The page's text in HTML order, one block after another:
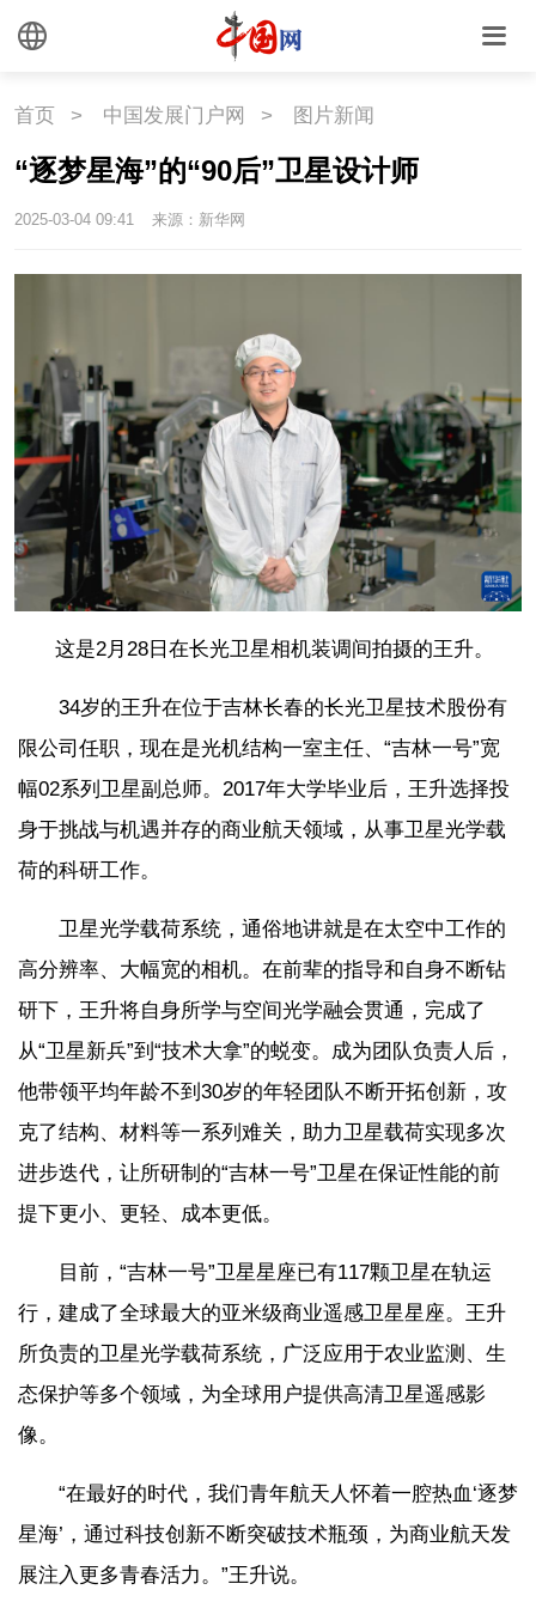
首页 > 中国发展门户网 > 图片新闻
“逐梦星海”的“90后”卫星设计师
2025-03-04 09:41 来源：新华网
这是2月28日在长光卫星相机装调间拍摄的王升。
34岁的王升在位于吉林长春的长光卫星技术股份有
限公司任职，现在是光机结构一室主任、“吉林一号”宽
幅02系列卫星副总师。2017年大学毕业后，王升选择投
身于挑战与机遇并存的商业航天领域，从事卫星光学载
荷的科研工作。
卫星光学载荷系统，通俗地讲就是在太空中工作的
高分辨率、大幅宽的相机。在前辈的指导和自身不断钻
研下，王升将自身所学与空间光学融会贯通，完成了
从“卫星新兵”到“技术大拿”的蜕变。成为团队负责人后，
他带领平均年龄不到30岁的年轻团队不断开拓创新，攻
克了结构、材料等一系列难关，助力卫星载荷实现多次
进步迭代，让所研制的“吉林一号”卫星在保证性能的前
提下更小、更轻、成本更低。
目前，“吉林一号”卫星星座已有117颗卫星在轨运
行，建成了全球最大的亚米级商业遥感卫星星座。王升
所负责的卫星光学载荷系统，广泛应用于农业监测、生
态保护等多个领域，为全球用户提供高清卫星遥感影
像。
“在最好的时代，我们青年航天人怀着一腔热血‘逐梦
星海’，通过科技创新不断突破技术瓶颈，为商业航天发
展注入更多青春活力。”王升说。